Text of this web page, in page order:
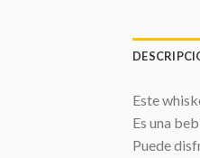
Este
Es una
Puede